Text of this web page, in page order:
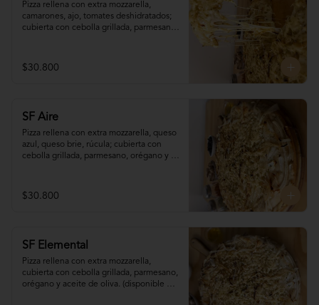
Pizza rellena con extra mozzarella,
camarones, ajo, tomates deshidratados;
cubierta con cebolla grillada, parmesano,
menos) 90 minutos de antelación)
$30.800
SF Aire
Pizza rellena con extra mozzarella, queso
azul, queso brie, rúcula; cubierta con
cebolla grillada, parmesano, orégano y
minutos de antelación)
$30.800
SF Elemental
Pizza rellena con extra mozzarella,
cubierta con cebolla grillada, parmesano,
orégano y aceite de oliva. (disponible